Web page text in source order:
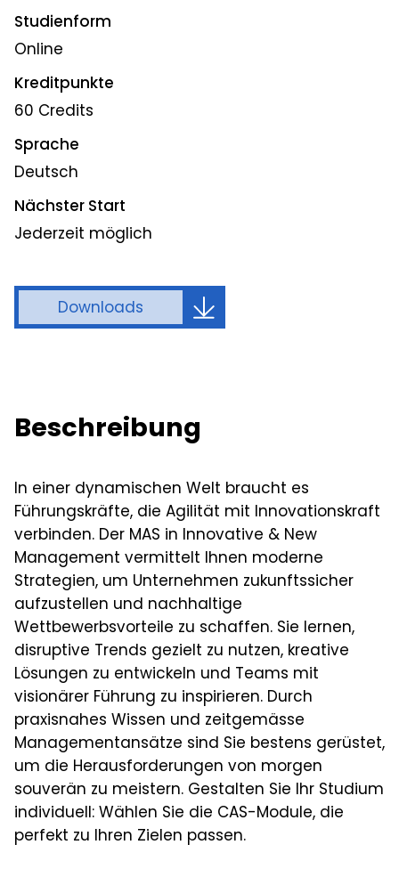
Studienform
Online
Kreditpunkte
60 Credits
Sprache
Deutsch
Nächster Start
Jederzeit möglich
Downloads
Beschreibung
In einer dynamischen Welt braucht es
Führungskräfte, die Agilität mit Innovationskraft
verbinden. Der MAS in Innovative & New
Management vermittelt Ihnen moderne
Strategien, um Unternehmen zukunftssicher
aufzustellen und nachhaltige
Wettbewerbsvorteile zu schaffen. Sie lernen,
disruptive Trends gezielt zu nutzen, kreative
Lösungen zu entwickeln und Teams mit
visionärer Führung zu inspirieren. Durch
praxisnahes Wissen und zeitgemässe
Managementansätze sind Sie bestens gerüstet,
um die Herausforderungen von morgen
souverän zu meistern. Gestalten Sie Ihr Studium
individuell: Wählen Sie die CAS-Module, die
perfekt zu Ihren Zielen passen.